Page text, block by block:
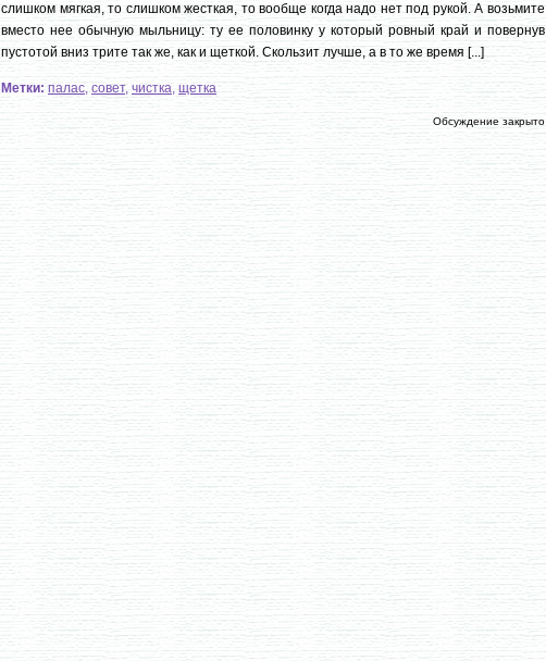
слишком мягкая, то слишком жесткая, то вообще когда надо нет под рукой. А возьмите
вместо нее обычную мыльницу: ту ее половинку у который ровный край и повернув
пустотой вниз трите так же, как и щеткой. Скользит лучше, а в то же время [...]
Метки: палас, совет, чистка, щетка
Обсуждение закрыто